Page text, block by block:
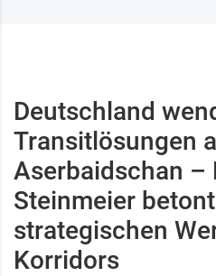
Deutschland
Transitlösungen
Aserbaidschan –
Steinmeier
strategischen
Korridors